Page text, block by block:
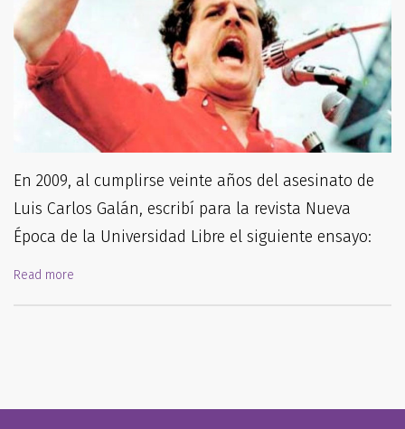
En 2009, al cumplirse veinte años del asesinato de
Luis Carlos Galán, escribí para la revista Nueva
Época de la Universidad Libre el siguiente ensayo:
Read more